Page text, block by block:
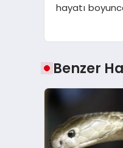
hayatı
Benzer